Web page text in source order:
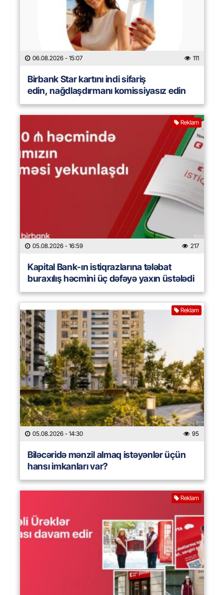
06.08.2026 - 15:07 111
Birbank Star kartını indi sifariş
edin, nağdlaşdırmanı komissiyasız edin
Reklam
05.08.2026 - 16:59 217
Kapital Bank-ın istiqrazlarına tələbat
buraxılış həcmini üç dəfəyə yaxın üstələdi
Reklam
05.08.2026 - 14:30 95
Biləcəridə mənzil almaq istəyənlər üçün
hansı imkanları var?
Reklam